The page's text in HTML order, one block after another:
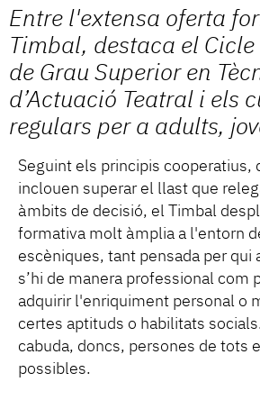
Entre l'extensa oferta
Timbal, destaca el
de Grau Superior en
d’Actuació Teatral i els
regulars per a adults,
Seguint els principis cooperatius,
inclouen superar el llast que
àmbits de decisió, el Timbal
formativa molt àmplia a l'entorn
escèniques, tant pensada per qui
s’hi de manera professional com
adquirir l'enriquiment personal o
certes aptituds o habilitats
cabuda, doncs, persones de tots
possibles.